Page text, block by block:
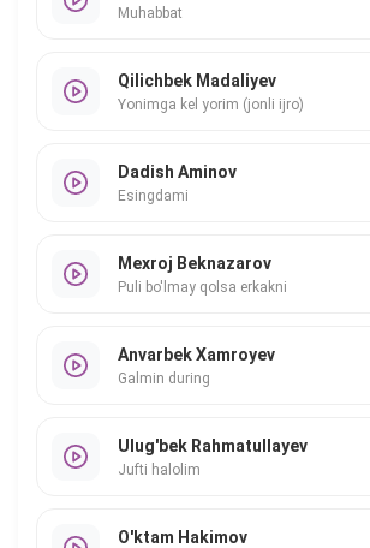
Muhabbat
Qilichbek Madaliyev
Yonimga kel yorim (jonli ijro)
Dadish Aminov
Esingdami
Mexroj Beknazarov
Puli bo'lmay qolsa erkakni
Anvarbek Xamroyev
Galmin during
Ulug'bek Rahmatullayev
Jufti halolim
O'ktam Hakimov